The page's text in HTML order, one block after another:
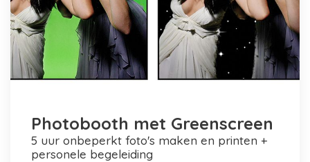
Photobooth met Greenscreen
5 uur onbeperkt foto's maken en printen +
personele begeleiding